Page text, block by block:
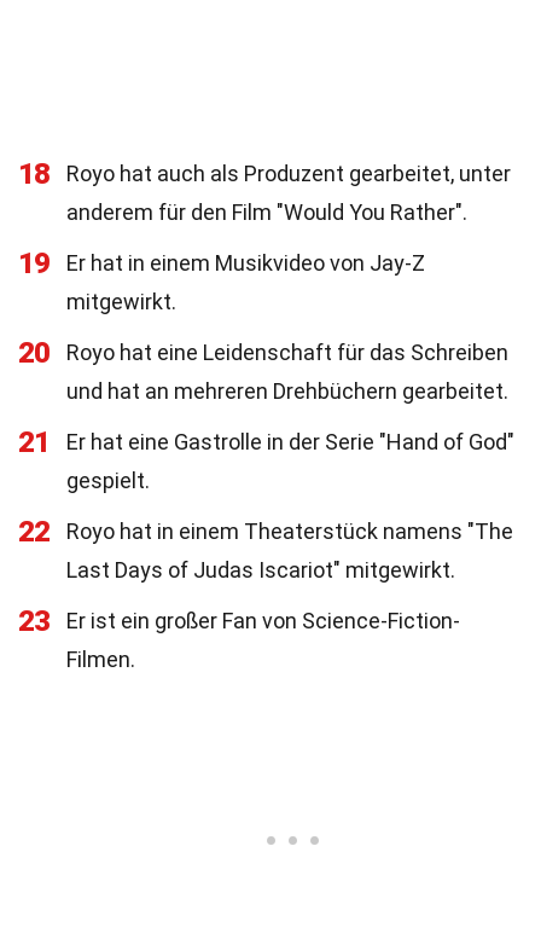
18
Royo hat auch als Produzent gearbeitet, unter
anderem für den Film "Would You Rather".
19
Er hat in einem Musikvideo von Jay-Z
mitgewirkt.
20
Royo hat eine Leidenschaft für das Schreiben
und hat an mehreren Drehbüchern gearbeitet.
21
Er hat eine Gastrolle in der Serie "Hand of God"
gespielt.
22
Royo hat in einem Theaterstück namens "The
Last Days of Judas Iscariot" mitgewirkt.
23
Er ist ein großer Fan von Science-Fiction-
Filmen.